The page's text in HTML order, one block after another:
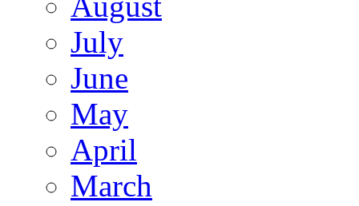
July
June
May
April
March